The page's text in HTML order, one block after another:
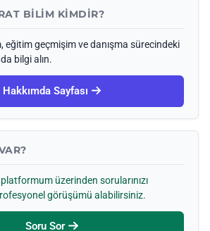
BILIM KIMDIR?
eğitim geçmişim ve danışma sürecindeki
bilgi alın.
Hakkımda Sayfası
üzerinden sorularınızı
görüşümü alabilirsiniz.
Soru Sor